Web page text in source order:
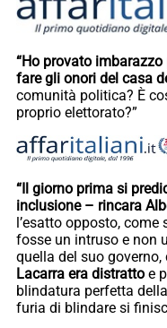
“Ho provato imbarazzo
fare gli onori del casa
comunità politica? È
proprio elettorato?”
“Il giorno prima si
inclusione – rincara
l’esatto opposto,
fosse un intruso e non
quella del suo
Lacarra era distratto e
blindatura perfetta
furia di blindare si